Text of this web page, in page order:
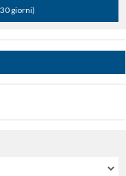
giorni)